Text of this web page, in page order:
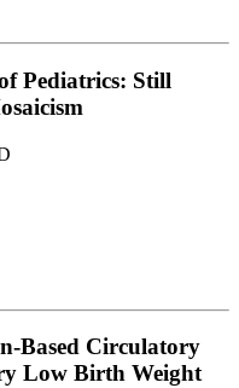
Pediatrics: Still
Based Circulatory
Low Birth Weight